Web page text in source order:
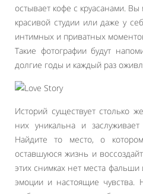
остывает кофе с круасанами.
красивой студии или даже у
интимных и приватных
Такие фотографии будут
долгие годы и каждый раз
Историй существует столько
них уникальна и
Найдите то место, о
оставшуюся жизнь и
этих снимках нет места фальши
эмоции и настоящие чувства.